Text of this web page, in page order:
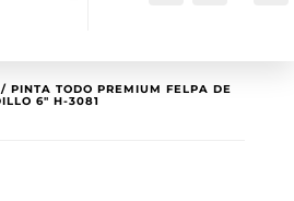
/ PINTA TODO PREMIUM FELPA DE
6″ H-3081